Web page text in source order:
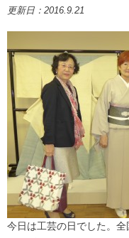
更新日：2016.9.21
今日は工芸の日でした。